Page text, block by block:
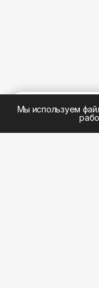
Мы используем